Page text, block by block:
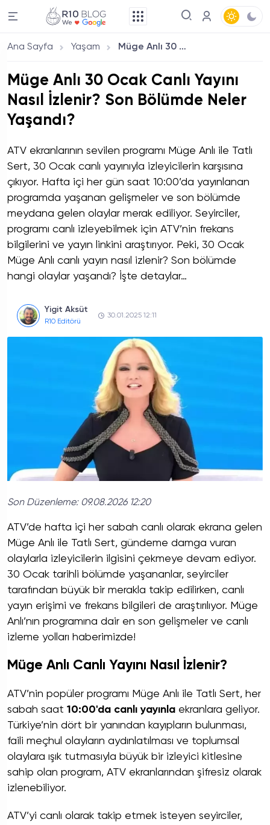
Ana Sayfa Yaşam Müge Anlı 30 Ocak Canlı Yayını Nasıl İzlenir? Son Bölümde Neler Yaşandı?
Müge Anlı 30 Ocak Canlı Yayını
Nasıl İzlenir? Son Bölümde Neler
Yaşandı?
ATV ekranlarının sevilen programı Müge Anlı ile Tatlı
Sert, 30 Ocak canlı yayınıyla izleyicilerin karşısına
çıkıyor. Hafta içi her gün saat 10:00’da yayınlanan
programda yaşanan gelişmeler ve son bölümde
meydana gelen olaylar merak ediliyor. Seyirciler,
programı canlı izleyebilmek için ATV’nin frekans
bilgilerini ve yayın linkini araştırıyor. Peki, 30 Ocak
Müge Anlı canlı yayın nasıl izlenir? Son bölümde
hangi olaylar yaşandı? İşte detaylar…
Yigit Aksüt
R10 Editörü
30.01.2025 12:11
Son Düzenleme: 09.08.2026 12:20
ATV’de hafta içi her sabah canlı olarak ekrana gelen
Müge Anlı ile Tatlı Sert, gündeme damga vuran
olaylarla izleyicilerin ilgisini çekmeye devam ediyor.
30 Ocak tarihli bölümde yaşananlar, seyirciler
tarafından büyük bir merakla takip edilirken, canlı
yayın erişimi ve frekans bilgileri de araştırılıyor. Müge
Anlı’nın programına dair en son gelişmeler ve canlı
izleme yolları haberimizde!
Müge Anlı Canlı Yayını Nasıl İzlenir?
ATV’nin popüler programı Müge Anlı ile Tatlı Sert, her
sabah saat 10:00'da canlı yayınla ekranlara geliyor.
Türkiye’nin dört bir yanından kayıpların bulunması,
faili meçhul olayların aydınlatılması ve toplumsal
olaylara ışık tutmasıyla büyük bir izleyici kitlesine
sahip olan program, ATV ekranlarından şifresiz olarak
izlenebiliyor.
ATV’yi canlı olarak takip etmek isteyen seyirciler,